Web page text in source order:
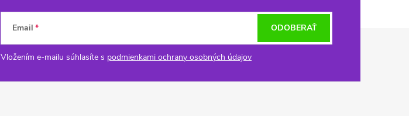
Email
Vložením e-mailu súhlasíte s podmienkami ochrany osobných údajov
ODOBERAŤ